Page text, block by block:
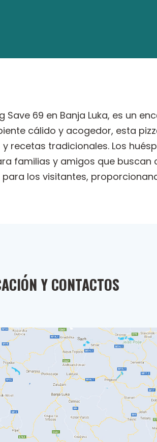
Save 69 en Banja Luka, es un
cálido y acogedor, esta
recetas tradicionales. Los
familias y amigos que buscan
los visitantes,
Y CONTACTOS